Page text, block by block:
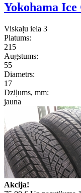
Yokohama
Viskaļu iela 3
Platums:
215
Augstums:
55
Diametrs:
17
Dziļums, mm:
jauna
Akcija!